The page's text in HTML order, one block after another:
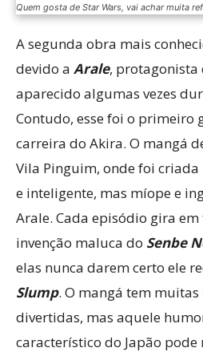
Quem gosta de Star Wars, vai achar muita
A segunda obra mais
devido a Arale, protagonista
aparecido algumas vezes
Contudo, esse foi o primeiro
carreira do Akira. O mangá
Vila Pinguim, onde foi
e inteligente, mas míope e
Arale. Cada episódio gira
invenção maluca do Senbe
elas nunca darem certo ele
Slump. O mangá tem
divertidas, mas aquele
característico do Japão